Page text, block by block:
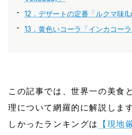
12．デザートの定番「ルクマ味
13．黄色いコーラ「インカコーラ
この記事では、世界一の美食
理について網羅的に解説しま
しかったランキングは
【現地